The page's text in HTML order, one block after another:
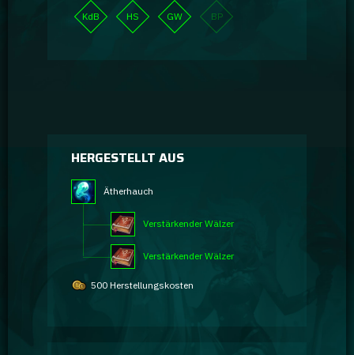
KdB HS GW BP
HERGESTELLT AUS
Ätherhauch
Verstärkender Wälzer
Verstärkender Wälzer
500 Herstellungskosten